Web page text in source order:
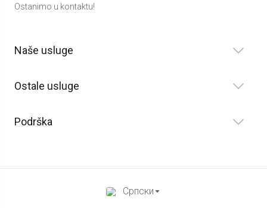
Ostanimo u kontaktu!
Naše usluge
Ostale usluge
Podrška
Српски